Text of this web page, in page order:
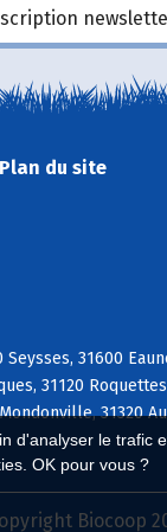
d'analyser le trafic
OK pour vous ?
Plan du site
31600
31120
31320
Biocoop